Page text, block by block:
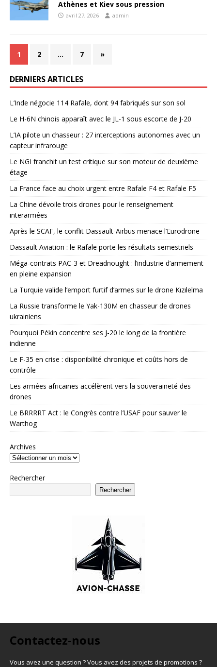
Athènes et Kiev sous pression
avril 27, 2026 admin
1 2 … 7 »
DERNIERS ARTICLES
L’Inde négocie 114 Rafale, dont 94 fabriqués sur son sol
Le H-6N chinois apparaît avec le JL-1 sous escorte de J-20
L’IA pilote un chasseur : 27 interceptions autonomes avec un
capteur infrarouge
Le NGI franchit un test critique sur son moteur de deuxième
étage
La France face au choix urgent entre Rafale F4 et Rafale F5
La Chine dévoile trois drones pour le renseignement
interarmées
Après le SCAF, le conflit Dassault-Airbus menace l’Eurodrone
Dassault Aviation : le Rafale porte les résultats semestriels
Méga-contrats PAC-3 et Dreadnought : l’industrie d’armement
en pleine expansion
La Turquie valide l’emport furtif d’armes sur le drone Kızılelma
La Russie transforme le Yak-130M en chasseur de drones
ukrainiens
Pourquoi Pékin concentre ses J-20 le long de la frontière
indienne
Le F-35 en crise : disponibilité chronique et coûts hors de
contrôle
Les armées africaines accélèrent vers la souveraineté des
drones
Le BRRRRT Act : le Congrès contre l’USAF pour sauver le
Warthog
Archives
Rechercher
Rechercher
Contactez-nous
Vous avez une question ? Vous avez des projets de promotions ?